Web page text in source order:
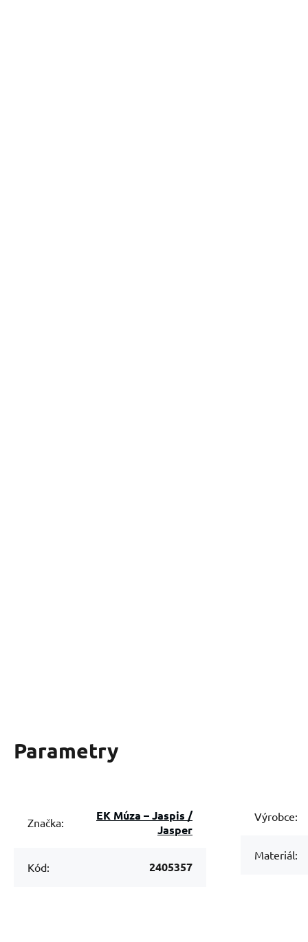
Parametry
Značka:
EK Múza – Jaspis /
Jasper
Kód: 2405357
Výrobce:
Materiál: